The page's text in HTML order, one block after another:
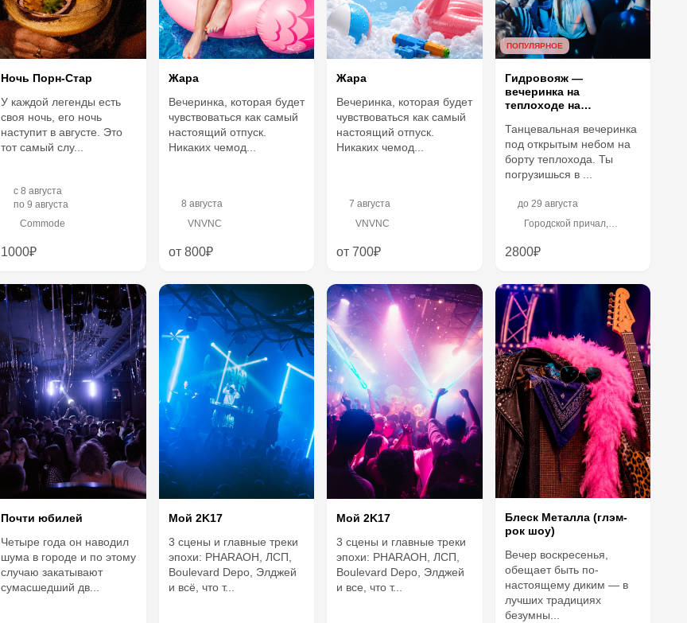
Ночь Порн-Стар
У каждой легенды есть
своя ночь, его ночь
наступит в августе. Это
тот самый слу...
c 8 августа
по 9 августа
Commode
1000₽
Жара
Вечеринка, которая будет
чувствоваться как самый
настоящий отпуск.
Никаких чемод...
8 августа
VNVNC
от 800₽
Жара
Вечеринка, которая будет
чувствоваться как самый
настоящий отпуск.
Никаких чемод...
7 августа
VNVNC
от 700₽
ПОПУЛЯРНОЕ
Гидровояж —
вечеринка на
теплоходе на
Танцевальная вечеринка
под открытым небом на
борту теплохода. Ты
погрузишься в ...
до 29 августа
Городской причал,
2800₽
Почти юбилей
Четыре года он наводил
шума в городе и по этому
случаю закатывают
сумасшедший дв...
Мой 2K17
3 сцены и главные треки
эпохи: PHARAOH, ЛСП,
Boulevard Depo, Элджей
и всё, что т...
Мой 2K17
3 сцены и главные треки
эпохи: PHARAOH, ЛСП,
Boulevard Depo, Элджей
и все, что т...
Блеск Металла (глэм-
рок шоу)
Вечер воскресенья,
обещает быть по-
настоящему диким — в
лучших традициях
безумны...